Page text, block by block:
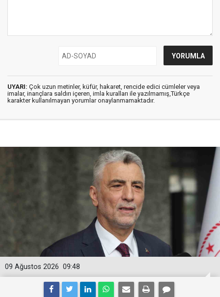
UYARI: Çok uzun metinler, küfür, hakaret, rencide edici cümleler veya
imalar, inançlara saldırı içeren, imla kuralları ile yazılmamış,Türkçe
karakter kullanılmayan yorumlar onaylanmamaktadır.
09:48
09 Ağustos 2026